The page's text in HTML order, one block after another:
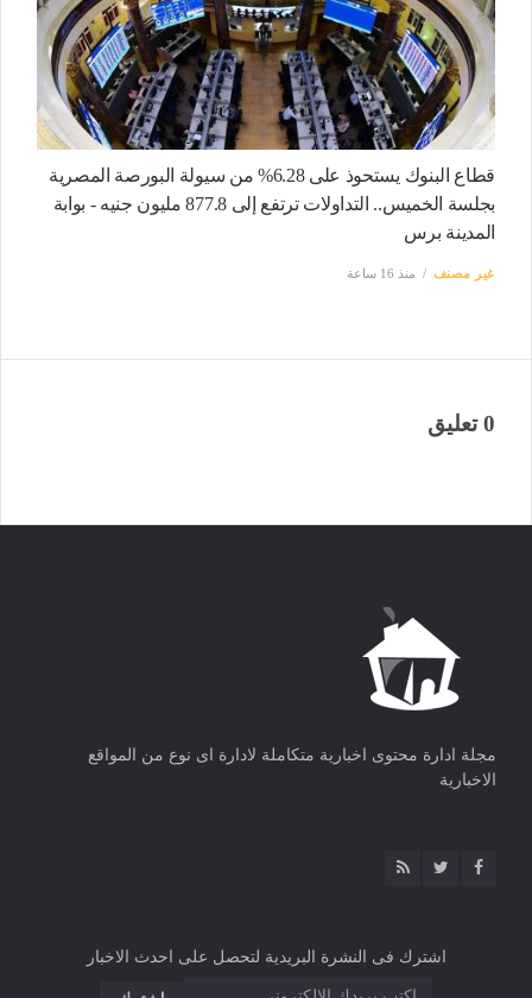
قطاع البنوك يستحوذ على 6.28% من سيولة البورصة المصرية
بجلسة الخميس.. التداولات ترتفع إلى 877.8 مليون جنيه - بوابة
المدينة برس
غير مصنف منذ 16 ساعة
0 تعليق
مجلة ادارة محتوى اخبارية متكاملة لادارة اى نوع من المواقع
الاخبارية
اشترك فى النشرة البريدية لتحصل على احدث الاخبار